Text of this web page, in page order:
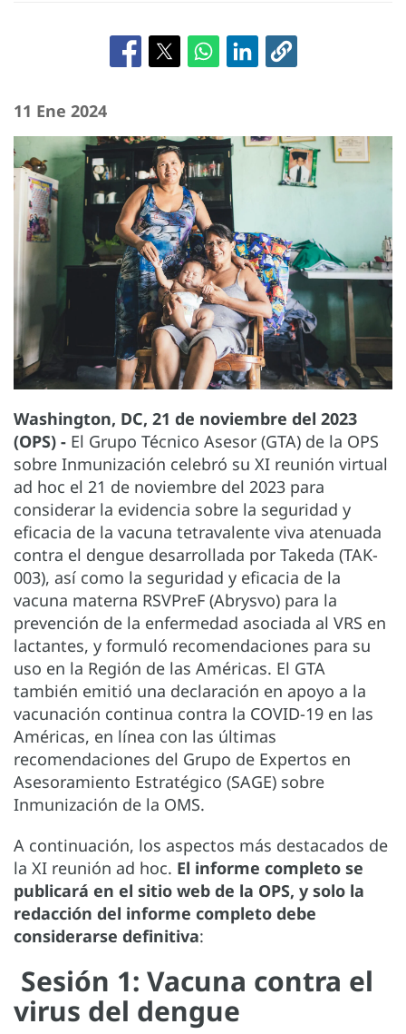
11 Ene 2024
Washington, DC, 21 de noviembre del 2023
(OPS) - El Grupo Técnico Asesor (GTA) de la OPS
sobre Inmunización celebró su XI reunión virtual
ad hoc el 21 de noviembre del 2023 para
considerar la evidencia sobre la seguridad y
eficacia de la vacuna tetravalente viva atenuada
contra el dengue desarrollada por Takeda (TAK-
003), así como la seguridad y eficacia de la
vacuna materna RSVPreF (Abrysvo) para la
prevención de la enfermedad asociada al VRS en
lactantes, y formuló recomendaciones para su
uso en la Región de las Américas. El GTA
también emitió una declaración en apoyo a la
vacunación continua contra la COVID-19 en las
Américas, en línea con las últimas
recomendaciones del Grupo de Expertos en
Asesoramiento Estratégico (SAGE) sobre
Inmunización de la OMS.
A continuación, los aspectos más destacados de
la XI reunión ad hoc. El informe completo se
publicará en el sitio web de la OPS, y solo la
redacción del informe completo debe
considerarse definitiva:
Sesión 1: Vacuna contra el
virus del dengue